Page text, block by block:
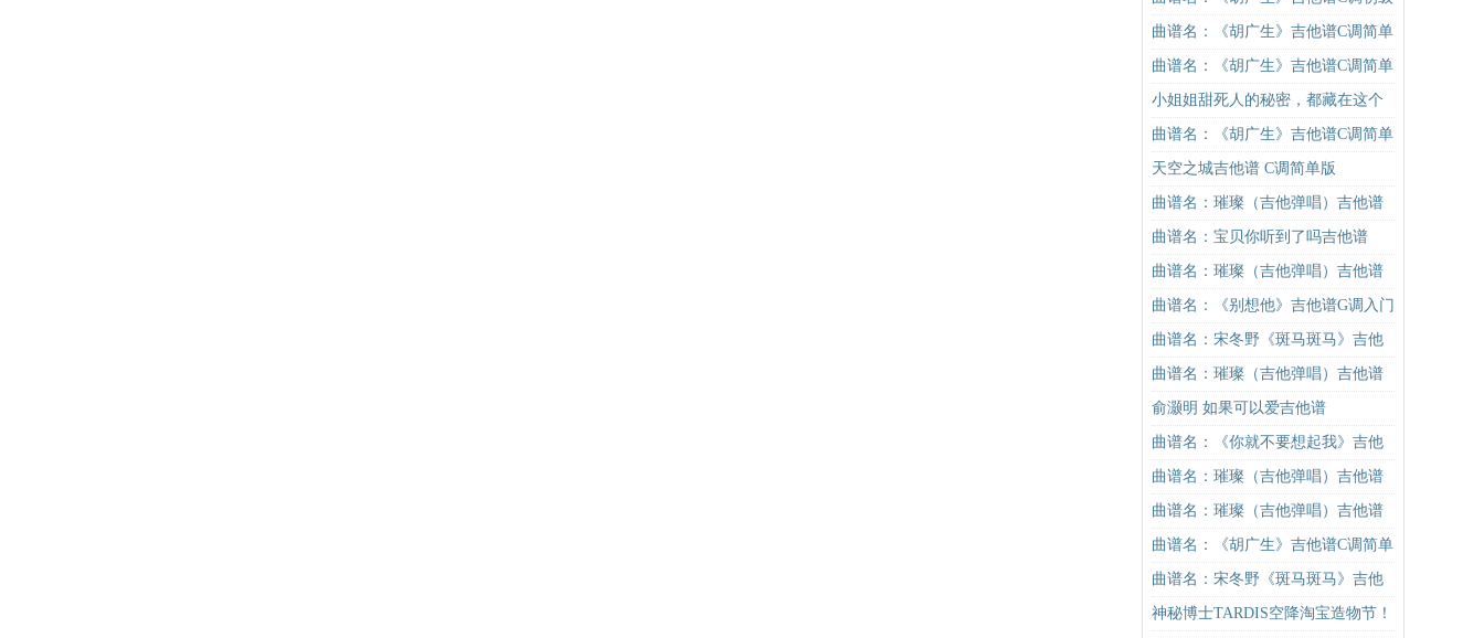
谱
进阶版（酷音小伟吉他弹唱教学）
吉他谱
曲谱名：《胡广生》吉他谱C调简单
版（酷音小伟吉他弹唱教学）吉他
谱
曲谱名：《胡广生》吉他谱C调简单
版（酷音小伟吉他弹唱教学）吉他
谱
小姐姐甜死人的秘密，都藏在这个
莓果妆里
曲谱名：《胡广生》吉他谱C调简单
版（酷音小伟吉他弹唱教学）吉他
谱
天空之城吉他谱 C调简单版
曲谱名：璀璨（吉他弹唱）吉他谱
曲谱名：宝贝你听到了吗吉他谱
曲谱名：璀璨（吉他弹唱）吉他谱
曲谱名：《别想他》吉他谱G调入门
版 抖音热曲 高音教编配吉他谱
曲谱名：宋冬野《斑马斑马》吉他
谱G调初级进阶版（酷音小伟吉他教
学）吉他谱
曲谱名：璀璨（吉他弹唱）吉他谱
俞灏明 如果可以爱吉他谱
曲谱名：《你就不要想起我》吉他
谱C调简单版吉他谱
曲谱名：璀璨（吉他弹唱）吉他谱
曲谱名：璀璨（吉他弹唱）吉他谱
曲谱名：《胡广生》吉他谱C调简单
版（酷音小伟吉他弹唱教学）吉他
谱
曲谱名：宋冬野《斑马斑马》吉他
谱G调初级进阶版（酷音小伟吉他教
神秘博士TARDIS空降淘宝造物节！